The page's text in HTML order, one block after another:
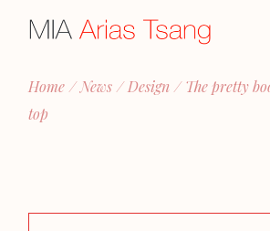
Home News Design
The pretty
top